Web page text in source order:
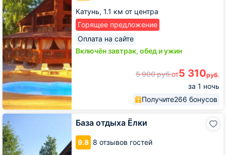
Катунь, 1.1 км от центра
Горящее предложение
Оплата на сайте
Включён завтрак, обед и ужин
5 900руб.от5 310руб.
за 1 ночь
Получите266 бонусов
База отдыха Ёлки
9.8 8 отзывов гостей
База
отдыха
Ёлки